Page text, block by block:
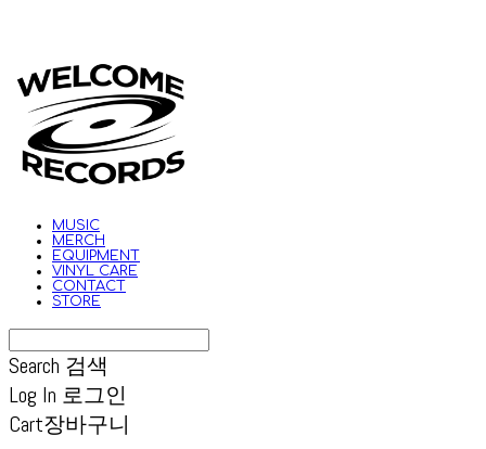
MUSIC
MERCH
EQUIPMENT
VINYL CARE
CONTACT
STORE
Search 검색
Log In 로그인
Cart장바구니